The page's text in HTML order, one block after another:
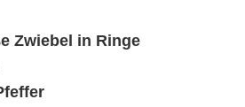
Zwiebel in Ringe